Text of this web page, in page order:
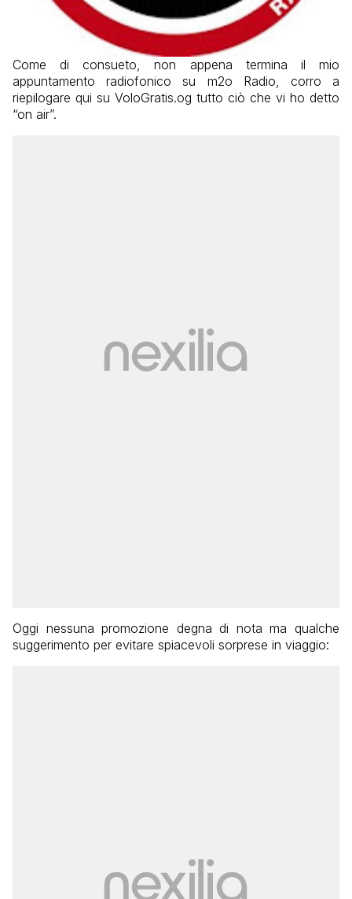
Come di consueto, non appena termina il mio
appuntamento radiofonico su m2o Radio, corro a
riepilogare qui su VoloGratis.og tutto ciò che vi ho detto
“on air”.
Oggi nessuna promozione degna di nota ma qualche
suggerimento per evitare spiacevoli sorprese in viaggio: